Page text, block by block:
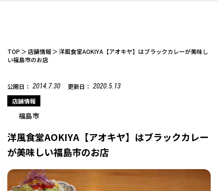
お酒
デート・友達と ひとりで アウトドア
美容アイテム エイジングケア
ファッション
スポーツ・アウト
ドア
ギフト・お土産
保険 ペット
リフォーム・リノ
ベーション
自治体インフォ
TOP 店舗情報
洋風食堂AOKIYA【アオキヤ】はブラックカレーが美味し
い福島市のお店
公開日： 2014.7.30 更新日： 2020.5.13
店舗情報
福島市
洋風食堂AOKIYA【アオキヤ】はブラックカレー
が美味しい福島市のお店